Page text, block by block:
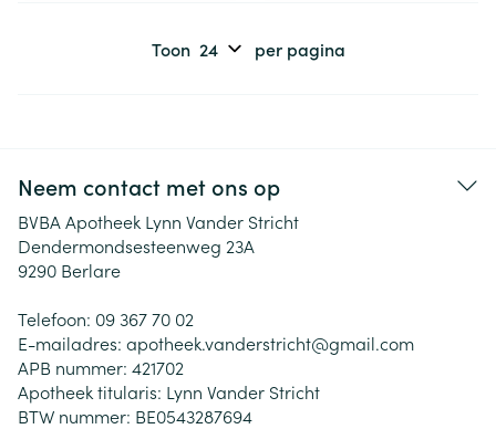
Toon per pagina
Neem contact met ons op
BVBA Apotheek Lynn Vander Stricht
Dendermondsesteenweg 23A
9290 Berlare
Telefoon: 09 367 70 02
E-mailadres: apotheek.vanderstricht@gmail.com
APB nummer: 421702
Apotheek titularis: Lynn Vander Stricht
BTW nummer: BE0543287694